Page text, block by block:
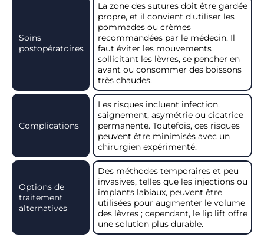
Soins
postopératoires
La zone des sutures doit être gardée
propre, et il convient d’utiliser les
pommades ou crèmes
recommandées par le médecin. Il
faut éviter les mouvements
sollicitant les lèvres, se pencher en
avant ou consommer des boissons
très chaudes.
Complications
Les risques incluent infection,
saignement, asymétrie ou cicatrice
permanente. Toutefois, ces risques
peuvent être minimisés avec un
chirurgien expérimenté.
Options de
traitement
alternatives
Des méthodes temporaires et peu
invasives, telles que les injections ou
implants labiaux, peuvent être
utilisées pour augmenter le volume
des lèvres ; cependant, le lip lift offre
une solution plus durable.